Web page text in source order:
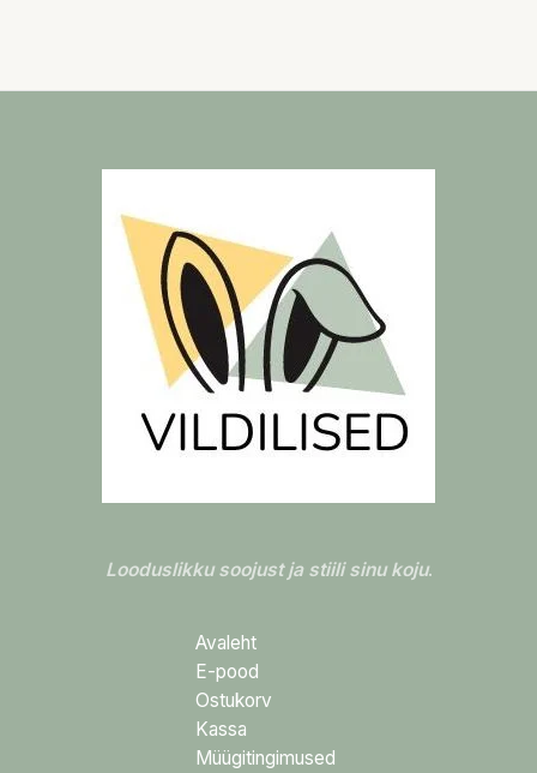
Looduslikku soojust ja stiili sinu koju.
Avaleht
E-pood
Ostukorv
Kassa
Müügitingimused